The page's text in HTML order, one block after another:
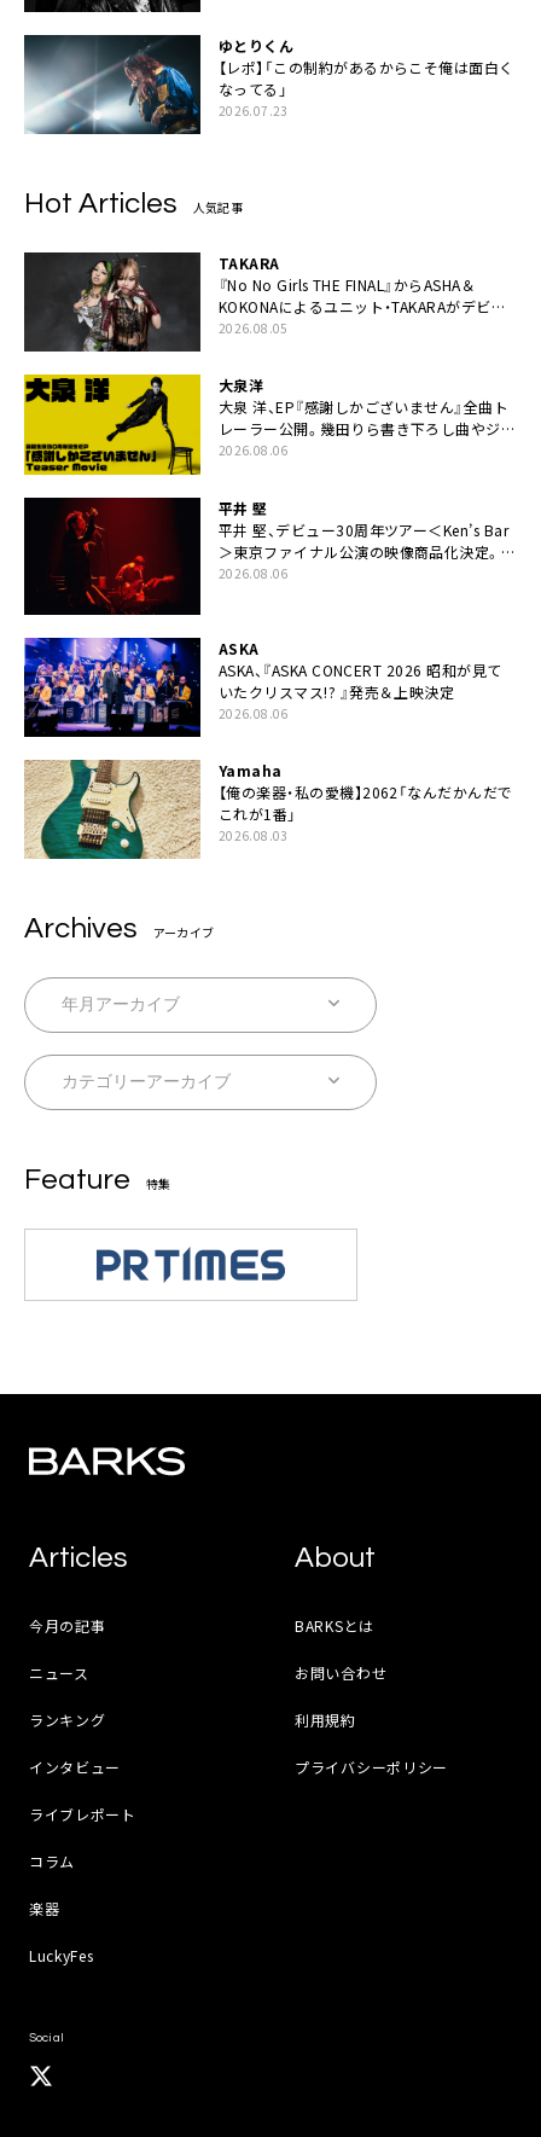
ゆとりくん
【レポ】「この制約があるからこそ俺は面白く
なってる」
2026.07.23
Hot Articles 人気記事
TAKARA
『No No Girls THE FINAL』からASHA＆
KOKONAによるユニット・TAKARAがデビュ
ー
2026.08.05
大泉洋
大泉 洋、EP『感謝しかございません』全曲ト
レーラー公開。幾田りら書き下ろし曲やジャ
ズピアニスト・小曽根真による提供曲のレコ
2026.08.06
平井 堅
平井 堅、デビュー30周年ツアー＜Ken’s Bar
＞東京ファイナル公演の映像商品化決定。ブ
ックレットには平井堅のメッセージ掲載も
2026.08.06
ASKA
ASKA、『ASKA CONCERT 2026 昭和が見て
いたクリスマス!? 』発売＆上映決定
2026.08.06
Yamaha
【俺の楽器・私の愛機】2062「なんだかんだで
これが1番」
2026.08.03
Archives アーカイブ
Feature 特集
Articles
今月の記事
ニュース
ランキング
インタビュー
ライブレポート
コラム
楽器
LuckyFes
About
BARKSとは
お問い合わせ
利用規約
プライバシーポリシー
Social